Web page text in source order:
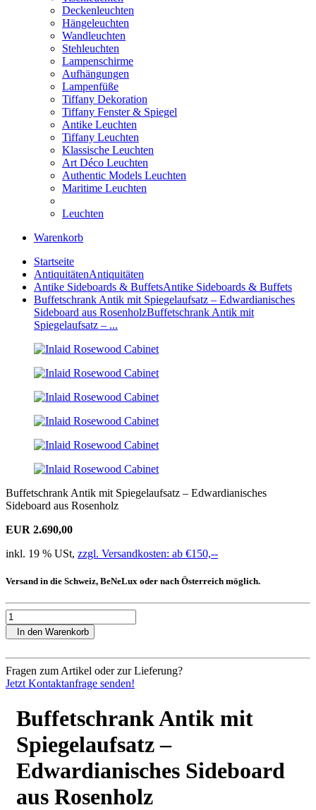
Deckenleuchten
Hängeleuchten
Wandleuchten
Stehleuchten
Lampenschirme
Aufhängungen
Lampenfüße
Tiffany Dekoration
Tiffany Fenster & Spiegel
Antike Leuchten
Tiffany Leuchten
Klassische Leuchten
Art Déco Leuchten
Authentic Models Leuchten
Maritime Leuchten
Leuchten
Warenkorb
Startseite
AntiquitätenAntiquitäten
Antike Sideboards & BuffetsAntike Sideboards & Buffets
Buffetschrank Antik mit Spiegelaufsatz – Edwardianisches
Sideboard aus RosenholzBuffetschrank Antik mit
Spiegelaufsatz – ...
Buffetschrank Antik mit Spiegelaufsatz – Edwardianisches
Sideboard aus Rosenholz
EUR 2.690,00
inkl. 19 % USt, zzgl. Versandkosten: ab €150,--
Versand in die Schweiz, BeNeLux oder nach Österreich möglich.
In den Warenkorb
Fragen zum Artikel oder zur Lieferung?
Jetzt Kontaktanfrage senden!
Buffetschrank Antik mit
Spiegelaufsatz –
Edwardianisches Sideboard
aus Rosenholz